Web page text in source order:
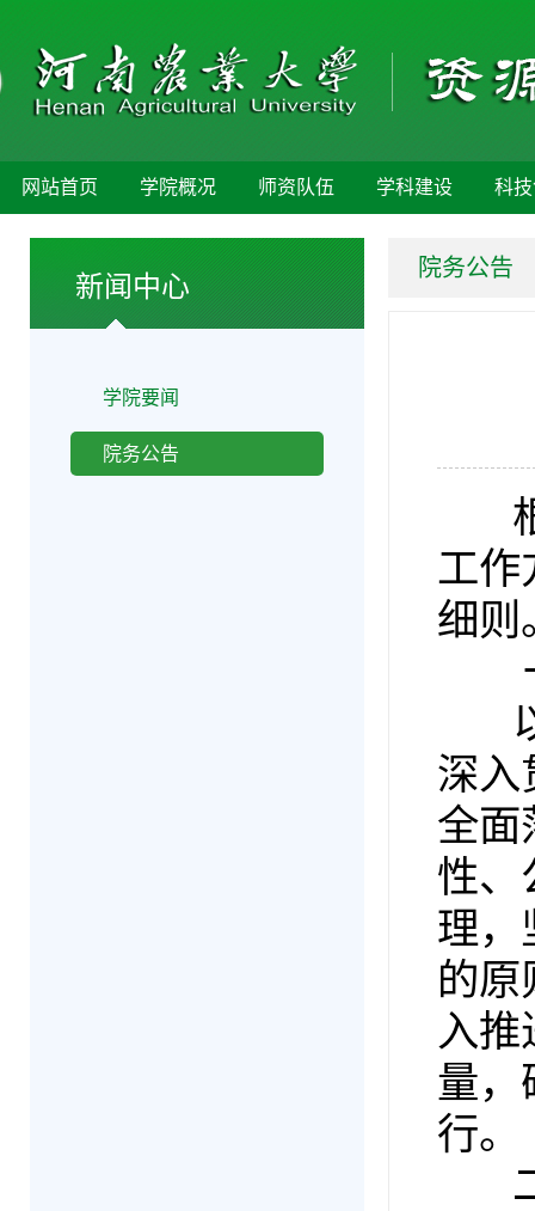
网站首页 学院概况 师资队伍 学科建设 科
新闻中心
学院要闻
院务公告
院务公告
根
工作
细则
一
以
深入
全面
性、
理，
的原
入推
量，
行。
二